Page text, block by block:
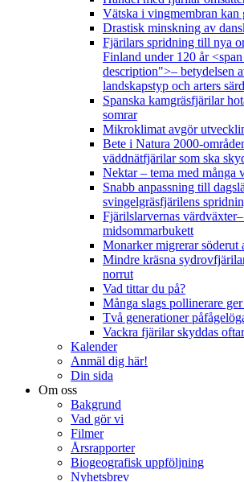
Vätska i vingmembran
Drastisk minskning av
Fjärilars spridning till nya
Finland under 120 år
description">– betydelsen
landskapstyp och arters
Spanska kamgräsfjärilar
somrar
Mikroklimat avgör
Bete i Natura 2000-
väddnätfjärilar som ska
Nektar – tema med många
Snabb anpassning till
svingelgräsfjärilens
Fjärilslarvernas
midsommarbukett
Monarker migrerar söderut
Mindre kräsna
norrut
Vad tittar du på?
Många slags pollinerare
Två generationer
Vackra fjärilar skyddas
Kalender
Anmäl dig här!
Din sida
Om oss
Bakgrund
Vad gör vi
Filmer
Årsrapporter
Biogeografisk uppföljning
Nyhetsbrev